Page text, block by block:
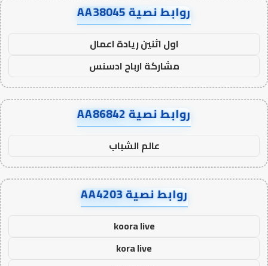
روابط نصية AA38045
اول اثنين ريادة اعمال
مشاركة ارباح ادسنس
روابط نصية AA86842
عالم الشباب
روابط نصية AA4203
koora live
kora live